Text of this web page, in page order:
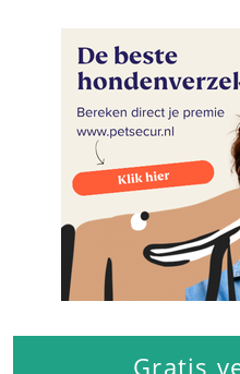
Gratis